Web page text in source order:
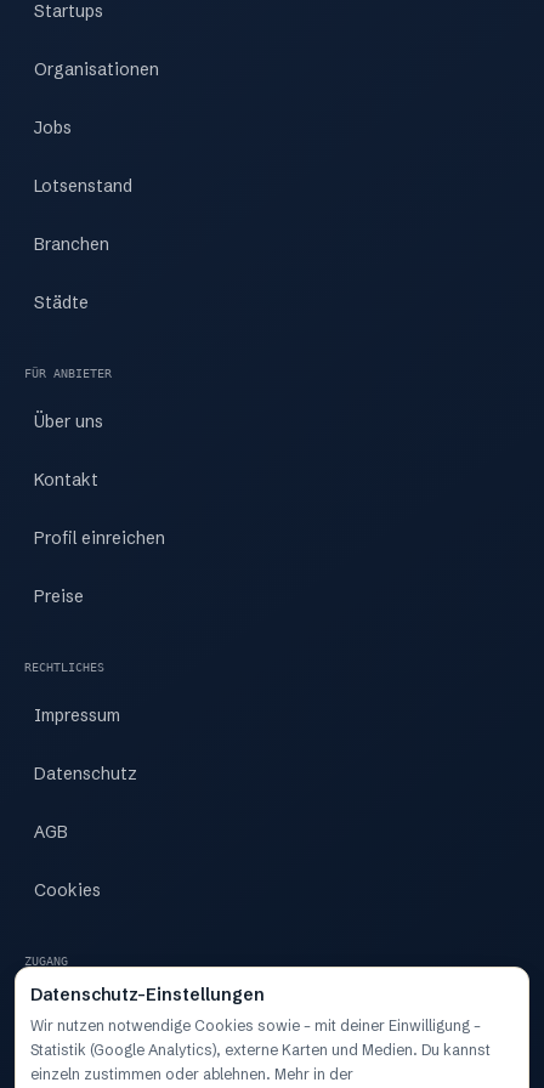
Startups
Organisationen
Jobs
Lotsenstand
Branchen
Städte
FÜR ANBIETER
Über uns
Kontakt
Profil einreichen
Preise
RECHTLICHES
Impressum
Datenschutz
AGB
Cookies
ZUGANG
Dashboard
Datenschutz-Einstellungen
Wir nutzen notwendige Cookies sowie – mit deiner Einwilligung –
Statistik (Google Analytics), externe Karten und Medien. Du kannst
einzeln zustimmen oder ablehnen. Mehr in der